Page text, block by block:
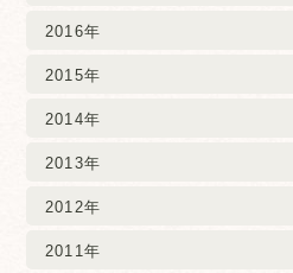
2016年
2015年
2014年
2013年
2012年
2011年